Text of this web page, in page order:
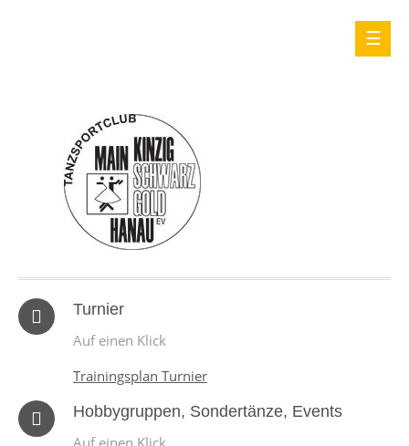
Turnier
Auf einen Klick
Trainingsplan Turnier
Hobbygruppen, Sondertänze, Events
Auf einen Klick